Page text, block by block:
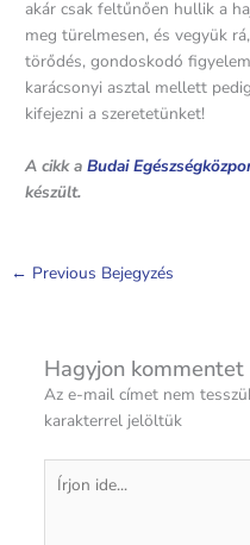
akár csak feltűnően hullik a
meg türelmesen, és vegyük
törődés, gondoskodó
karácsonyi asztal mellett
kifejezni a szeretetünket!
A cikk aBudai
készült.
← Previous Bejegyzés
Hagyjon kommentet
Az e-mail címet nem
karakterrel jelöltük
Írjon
ide...